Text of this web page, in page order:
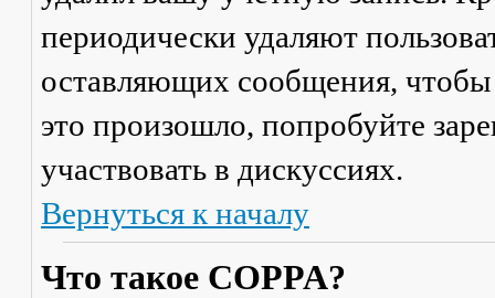
периодически удаляют
оставляющих сообщения,
это произошло, попробуйте
участвовать в дискуссиях.
Вернуться к началу
Что такое COPPA?